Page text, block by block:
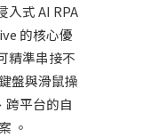
入式 AI RPA
的核心優
精準串接不
盤與滑鼠操
平台的自
。